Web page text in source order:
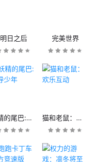
明日之后 完美世界
妖精的尾巴:魔导少年 猫和老鼠：欢乐互动